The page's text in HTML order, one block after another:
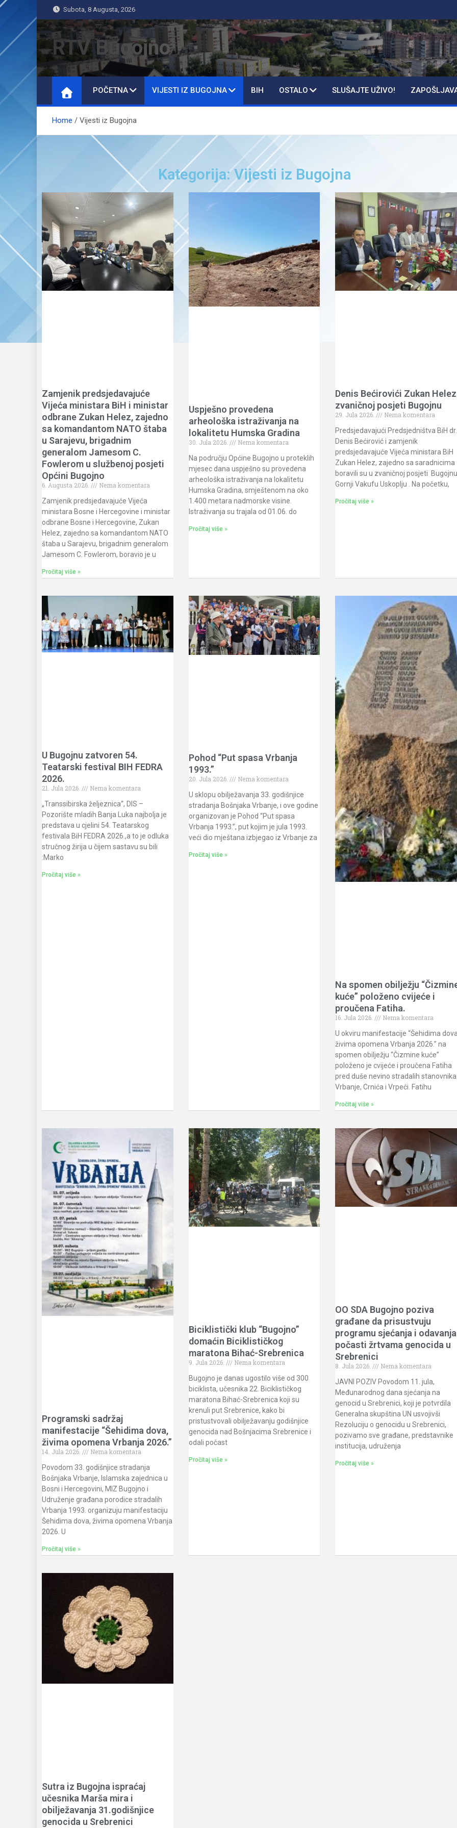
Subota, 8 Augusta, 2026
RTV Bugojno
POČETNA VIJESTI IZ BUGOJNA BIH OSTALO SLUŠAJTE UŽIVO!
Home Vijesti iz Bugojna
Kategorija: Vijesti iz Bugojna
Zamjenik predsjedavajuće
Vijeća ministara BiH i ministar
odbrane Zukan Helez, zajedno
sa komandantom NATO štaba
u Sarajevu, brigadnim
generalom Jamesom C.
Fowlerom u službenoj posjeti
Općini Bugojno
6. Augusta 2026.
Nema komentara
Zamjenik predsjedavajuće Vijeća
ministara Bosne i Hercegovine i ministar
odbrane Bosne i Hercegovine, Zukan
Helez, zajedno sa komandantom NATO
štaba u Sarajevu, brigadnim generalom
Jamesom C. Fowlerom, boravio je u
Pročitaj više »
Uspješno provedena
arheološka istraživanja na
lokalitetu Humska Gradina
30. Jula 2026.
Nema komentara
Na području Općine Bugojno u proteklih
mjesec dana uspješno su provedena
arheološka istraživanja na lokalitetu
Humska Gradina, smještenom na oko
1.400 metara nadmorske visine.
Istraživanja su trajala od 01.06. do
Pročitaj više »
Denis Bećirovići Zukan
zvaničnoj posjeti Bugojnu
29. Jula 2026.
Nema komentara
Predsjedavajući Predsjedništva BiH dr.
Denis Bećirović i zamjenik
predsjedavajuće Vijeća ministara BiH
Zukan Helez, zajedno sa saradnicima
boravili su u zvaničnoj posjeti
Gornji Vakufu Uskoplju . Na početku,
Pročitaj više »
U Bugojnu zatvoren 54.
Teatarski festival BIH FEDRA
2026.
21. Jula 2026.
Nema komentara
„Transsibirska željeznica“, DIS –
Pozorište mladih Banja Luka najbolja je
predstava u cjelini 54. Teatarskog
festivala BiH FEDRA 2026.,a to je odluka
stručnog žirija u čijem sastavu su bili
:Marko
Pročitaj više »
Pohod “Put spasa Vrbanja
1993.”
20. Jula 2026.
Nema komentara
U sklopu obilježavanja 33. godišnjice
stradanja Bošnjaka Vrbanje, i ove godine
organizovan je Pohod “Put spasa
Vrbanja 1993.”, put kojim je jula 1993.
veći dio mještana izbjegao iz Vrbanje za
Pročitaj više »
Na spomen obilježju
kuće” položeno cvijeće i
proučena Fatiha.
16. Jula 2026.
Nema komentara
U okviru manifestacije “Šehidima
živima opomena Vrbanja 2026.” na
spomen obilježju “Čizmine kuće”
položeno je cvijeće i proučena Fatiha
pred duše nevino stradalih stanovnika
Vrbanje, Crnića i Vrpeći. Fatihu
Pročitaj više »
Programski sadržaj
manifestacije “Šehidima dova,
živima opomena Vrbanja 2026.”
14. Jula 2026.
Nema komentara
Povodom 33. godišnjice stradanja
Bošnjaka Vrbanje, Islamska zajednica u
Bosni i Hercegovini, MIZ Bugojno i
Udruženje građana porodice stradalih
Vrbanja 1993. organizuju manifestaciju
Šehidima dova, živima opomena Vrbanja
2026. U
Pročitaj više »
Biciklistički klub “Bugojno”
domaćin Biciklističkog
maratona Bihać-Srebrenica
9. Jula 2026.
Nema komentara
Bugojno je danas ugostilo više od 300
biciklista, učesnika 22. Biciklističkog
maratona Bihać-Srebrenica koji su
krenuli put Srebrenice, kako bi
pristustvovali obilježavanju godišnjice
genocida nad Bošnjacima Srebrenice i
odali počast
Pročitaj više »
OO SDA Bugojno poziva
građane da prisustvuju
programu sjećanja i odavanja
počasti žrtvama genocida u
Srebrenici
8. Jula 2026.
Nema komentara
JAVNI POZIV Povodom 11. jula,
Međunarodnog dana sjećanja na
genocid u Srebrenici, koji je potvrdila
Generalna skupština UN usvojivši
Rezoluciju o genocidu u Srebrenici,
pozivamo sve građane, predstavnike
institucija, udruženja
Pročitaj više »
Sutra iz Bugojna ispraćaj
učesnika Marša mira i
obilježavanja 31.godišnjice
genocida u Srebrenici